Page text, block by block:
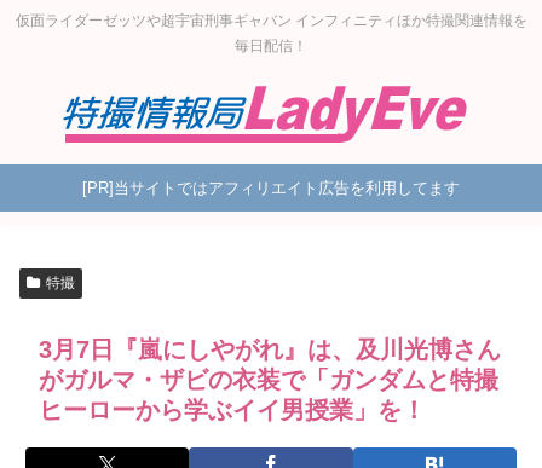
仮面ライダーゼッツや超宇宙刑事ギャバン インフィニティほか特撮関連情報を
毎日配信！
[PR]当サイトではアフィリエイト広告を利用してます
特撮
3月7日『嵐にしやがれ』は、及川光博さん
がガルマ・ザビの衣装で「ガンダムと特撮
ヒーローから学ぶイイ男授業」を！